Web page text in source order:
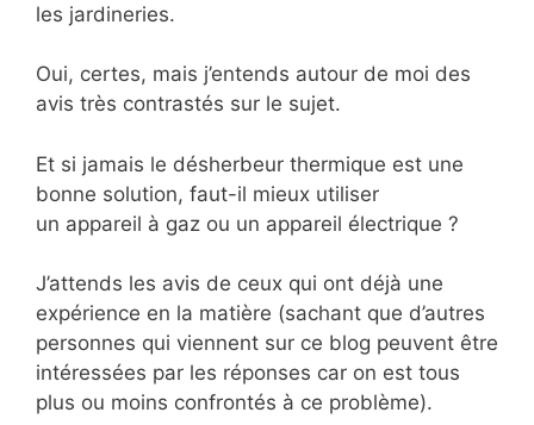
les jardineries.
Oui, certes, mais j’entends autour de moi des
avis très contrastés sur le sujet.
Et si jamais le désherbeur thermique est une
bonne solution, faut-il mieux utiliser
un appareil à gaz ou un appareil électrique ?
J’attends les avis de ceux qui ont déjà une
expérience en la matière (sachant que d’autres
personnes qui viennent sur ce blog peuvent être
intéressées par les réponses car on est tous
plus ou moins confrontés à ce problème).